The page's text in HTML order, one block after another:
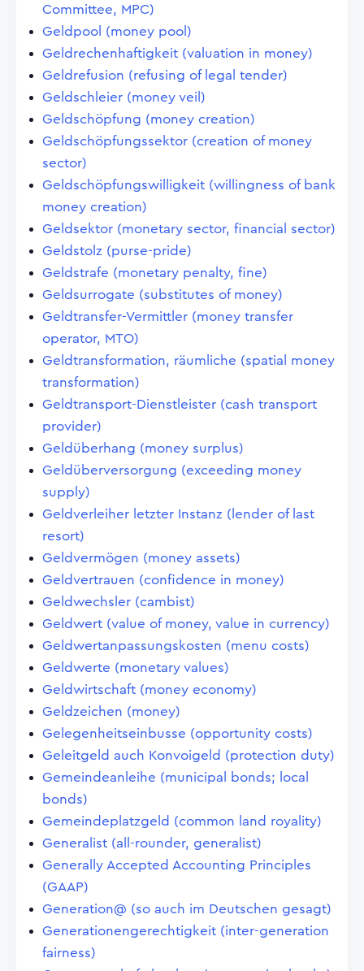
Committee, MPC)
Geldpool (money pool)
Geldrechenhaftigkeit (valuation in money)
Geldrefusion (refusing of legal tender)
Geldschleier (money veil)
Geldschöpfung (money creation)
Geldschöpfungssektor (creation of money
sector)
Geldschöpfungswilligkeit (willingness of bank
money creation)
Geldsektor (monetary sector, financial sector)
Geldstolz (purse-pride)
Geldstrafe (monetary penalty, fine)
Geldsurrogate (substitutes of money)
Geldtransfer-Vermittler (money transfer
operator, MTO)
Geldtransformation, räumliche (spatial money
transformation)
Geldtransport-Dienstleister (cash transport
provider)
Geldüberhang (money surplus)
Geldüberversorgung (exceeding money
supply)
Geldverleiher letzter Instanz (lender of last
resort)
Geldvermögen (money assets)
Geldvertrauen (confidence in money)
Geldwechsler (cambist)
Geldwert (value of money, value in currency)
Geldwertanpassungskosten (menu costs)
Geldwerte (monetary values)
Geldwirtschaft (money economy)
Geldzeichen (money)
Gelegenheitseinbusse (opportunity costs)
Geleitgeld auch Konvoigeld (protection duty)
Gemeindeanleihe (municipal bonds; local
bonds)
Gemeindeplatzgeld (common land royality)
Generalist (all-rounder, generalist)
Generally Accepted Accounting Principles
(GAAP)
Generation@ (so auch im Deutschen gesagt)
Generationengerechtigkeit (inter-generation
fairness)